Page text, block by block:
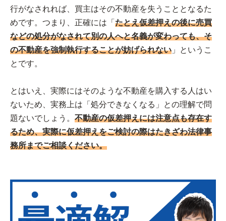
行がなされれば、買主はその不動産を失うこととなるた
めです。つまり、正確には「 たとえ仮差押えの後に売買
などの処分がなされて別の人へと名義が変わっても、そ
の不動産を強制執行することが妨げられない 」というこ
とです。
とはいえ、実際にはそのような不動産を購入する人はい
ないため、実務上は「処分できなくなる」との理解で問
題ないでしょう。 不動産の仮差押えには注意点も存在す
るため、実際に仮差押えをご検討の際はたきざわ法律事
務所までご相談ください。